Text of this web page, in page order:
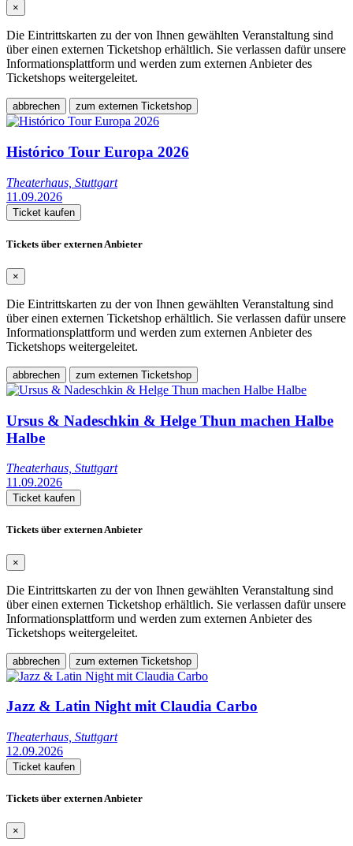
×
Die Eintrittskarten zu der von Ihnen gewählten Veranstaltung sind
über einen externen Ticketshop erhältlich. Sie verlassen dafür unsere
Informationsplattform und werden zum externen Anbieter des
Ticketshops weitergeleitet.
abbrechen zum externen Ticketshop
Histórico Tour Europa 2026
Theaterhaus, Stuttgart
11.09.2026
Ticket kaufen
Tickets über externen Anbieter
×
Die Eintrittskarten zu der von Ihnen gewählten Veranstaltung sind
über einen externen Ticketshop erhältlich. Sie verlassen dafür unsere
Informationsplattform und werden zum externen Anbieter des
Ticketshops weitergeleitet.
abbrechen zum externen Ticketshop
Ursus & Nadeschkin & Helge Thun machen Halbe
Halbe
Theaterhaus, Stuttgart
11.09.2026
Ticket kaufen
Tickets über externen Anbieter
×
Die Eintrittskarten zu der von Ihnen gewählten Veranstaltung sind
über einen externen Ticketshop erhältlich. Sie verlassen dafür unsere
Informationsplattform und werden zum externen Anbieter des
Ticketshops weitergeleitet.
abbrechen zum externen Ticketshop
Jazz & Latin Night mit Claudia Carbo
Theaterhaus, Stuttgart
12.09.2026
Ticket kaufen
Tickets über externen Anbieter
×